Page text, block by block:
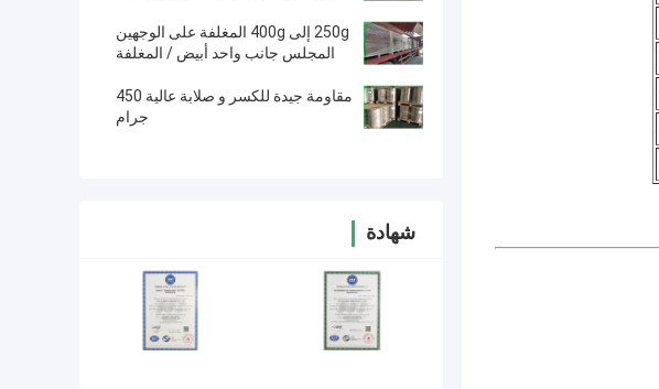
250g إلى 400g المغلفة على الوجهين
المجلس جانب واحد أبيض / المغلفة
مقاومة جيدة للكسر و صلابة عالية 450
جرام
شهادة